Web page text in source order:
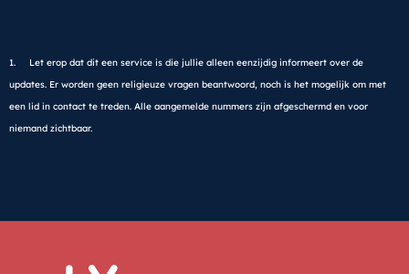
1. Let erop dat dit een service is die jullie alleen eenzijdig informeert over de
updates. Er worden geen religieuze vragen beantwoord, noch is het mogelijk om met
een lid in contact te treden. Alle aangemelde nummers zijn afgeschermd en voor
niemand zichtbaar.